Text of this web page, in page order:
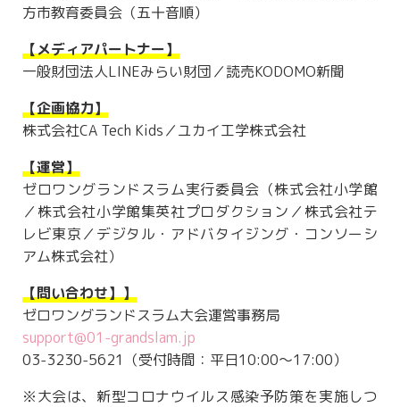
方市教育委員会（五十音順）
【メディアパートナー】
一般財団法人LINEみらい財団／読売KODOMO新聞
【企画協力】
株式会社CA Tech Kids／ユカイ工学株式会社
【運営】
ゼロワングランドスラム実行委員会（株式会社小学館
／株式会社小学館集英社プロダクション／株式会社テ
レビ東京／デジタル・アドバタイジング・コンソーシ
アム株式会社）
【問い合わせ】】
ゼロワングランドスラム大会運営事務局
support@01-grandslam.jp
03-3230-5621（受付時間：平日10:00～17:00）
※大会は、新型コロナウイルス感染予防策を実施しつ